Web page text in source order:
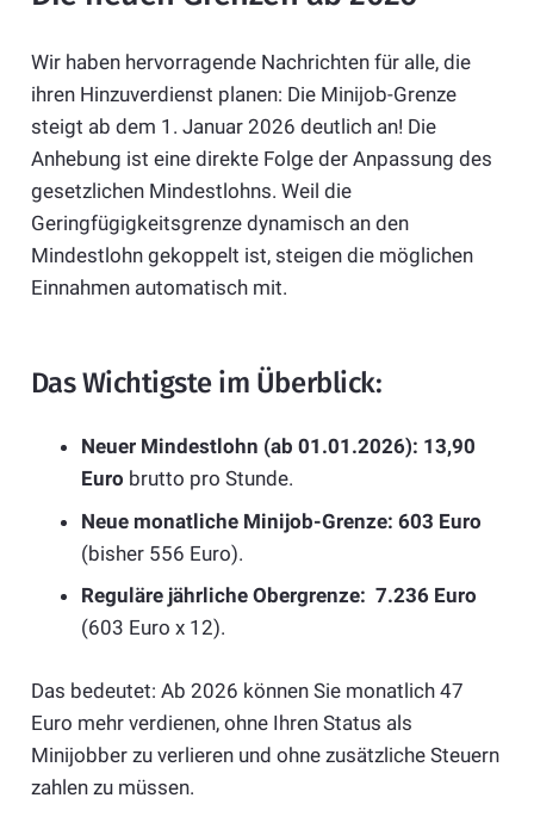
Wir haben hervorragende Nachrichten für alle, die
ihren Hinzuverdienst planen: Die Minijob-Grenze
steigt ab dem 1. Januar 2026 deutlich an! Die
Anhebung ist eine direkte Folge der Anpassung des
gesetzlichen Mindestlohns. Weil die
Geringfügigkeitsgrenze dynamisch an den
Mindestlohn gekoppelt ist, steigen die möglichen
Einnahmen automatisch mit.
Das Wichtigste im Überblick:
Neuer Mindestlohn (ab 01.01.2026): 13,90
Euro brutto pro Stunde.
Neue monatliche Minijob-Grenze: 603 Euro
(bisher 556 Euro).
Reguläre jährliche Obergrenze: 7.236 Euro
(603 Euro x 12).
Das bedeutet: Ab 2026 können Sie monatlich 47
Euro mehr verdienen, ohne Ihren Status als
Minijobber zu verlieren und ohne zusätzliche Steuern
zahlen zu müssen.